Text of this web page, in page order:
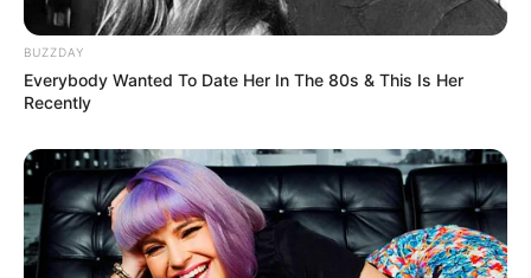
BUZZDAY
Everybody Wanted To Date Her In The 80s & This Is Her
Recently